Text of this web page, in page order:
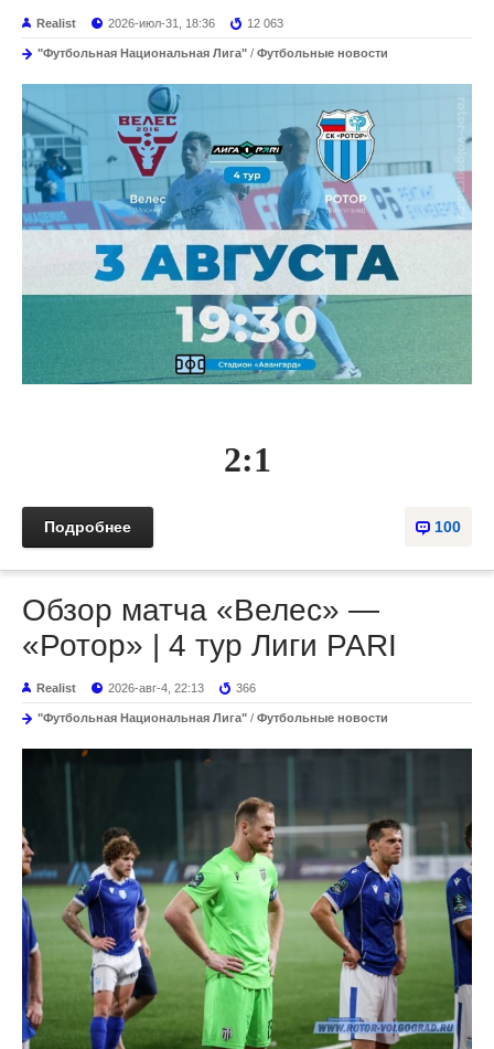
Realist 2026-июл-31, 18:36 12 063
"Футбольная Национальная Лига" / Футбольные новости
2:1
100
Подробнее
Обзор матча «Велес» —
«Ротор» | 4 тур Лиги PARI
Realist 2026-авг-4, 22:13 366
"Футбольная Национальная Лига" / Футбольные новости